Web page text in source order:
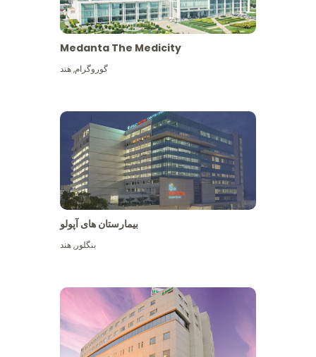
Medanta The Medicity
گوروگرام,هند
بیمارستان های آپولو
بنگلور,هند